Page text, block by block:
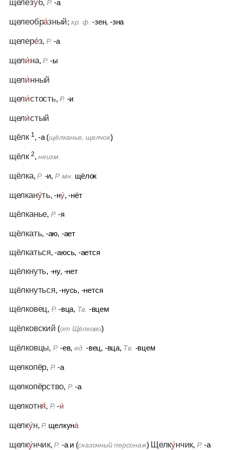
, Р. -а
щелеобра́зный; кр. ф. -зен, -зна
щелере́з, Р. -а
щели́на,Р. -ы
щели́нный
щели́стость,Р. -и
щели́стый
щёлк 1 , -а (щёлканье, щелчок)
щёлк 2,неизм.
щёлка,Р. -и, Р. мн. щёлок
щелкану́ть, -ну́, -нёт
щёлканье, Р. -я
щёлкать, -аю, -ает
щёлкаться, -аюсь, -ается
щёлкнуть, -ну, -нет
щёлкнуться, -нусь, -нется
щёлковец, Р. -вца, Тв. -вцем
щёлковский (от Щёлково)
щёлковцы, Р. -ев, ед. -вец, -вца, Тв. -вцем
щелкопёр, Р. -а
щелкопёрство, Р. -а
щелкотня́, Р. -и́
щелку́н,Р. щелкуна́
щелку́нчик,Р. -а и(сказочный персонаж) Щелку́нчик, Р. -а